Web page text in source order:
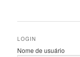
LOGIN
Nome de usuário